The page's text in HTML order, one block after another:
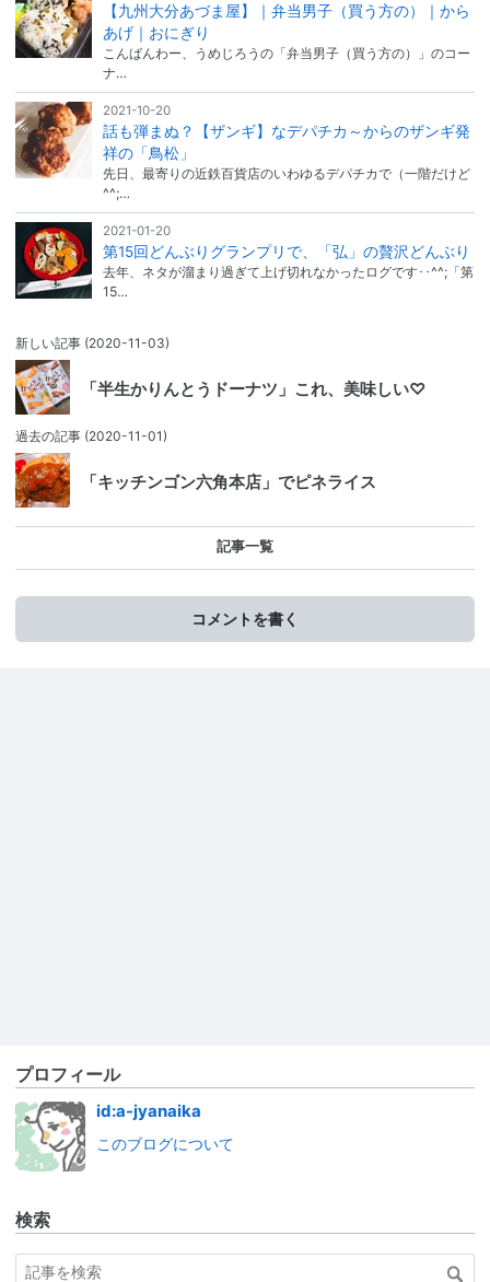
【九州大分あづま屋】｜弁当男子（買う方の）｜から
あげ｜おにぎり
こんばんわー、うめじろうの「弁当男子（買う方の）」のコー
ナ…
2021-10-20
話も弾まぬ？【ザンギ】なデパチカ～からのザンギ発
祥の「鳥松」
先日、最寄りの近鉄百貨店のいわゆるデパチカで（一階だけど
^^;…
2021-01-20
第15回どんぶりグランプリで、「弘」の贅沢どんぶり
去年、ネタが溜まり過ぎて上げ切れなかったログです･･^^;「第
15…
新しい記事 (2020-11-03)
「半生かりんとうドーナツ」これ、美味しい♡
過去の記事 (2020-11-01)
「キッチンゴン六角本店」でピネライス
記事一覧
コメントを書く
プロフィール
id:a-jyanaika
このブログについて
検索